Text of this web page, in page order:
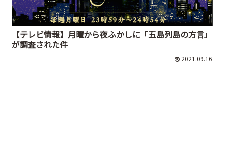
【テレビ情報】月曜から夜ふかしに「五島列島の方言」
が調査された件
2021.09.16